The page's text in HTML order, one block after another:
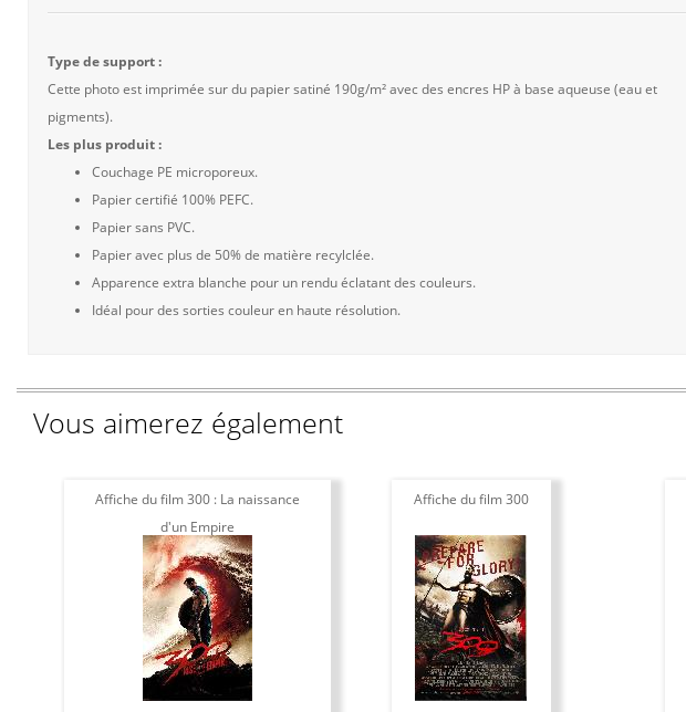
Type de support :
Cette photo est imprimée sur du papier satiné 190g/m² avec des encres HP à base aqueuse (eau et
pigments).
Les plus produit :
Couchage PE microporeux.
Papier certifié 100% PEFC.
Papier sans PVC.
Papier avec plus de 50% de matière recylclée.
Apparence extra blanche pour un rendu éclatant des couleurs.
Idéal pour des sorties couleur en haute résolution.
Vous aimerez également
Affiche du film 300 : La naissance
d'un Empire
Affiche du film 300